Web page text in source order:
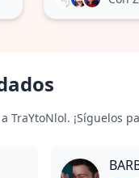
TraYtoNlol. ¡Síguelos